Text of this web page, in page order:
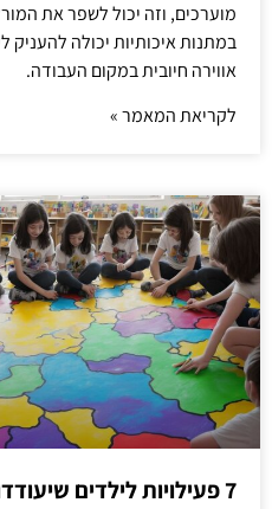
מוערכים, וזה יכול לשפר את
במתנות איכותיות יכולה להעניק
אווירה חיובית במקום העבודה.
לקריאת המאמר »
7 פעילויות לילדים